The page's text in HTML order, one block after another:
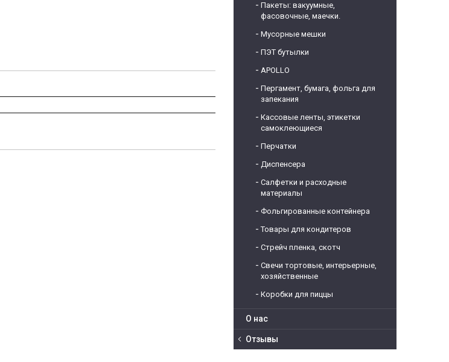
Пакеты: вакуумные,
фасовочные, маечки.
Мусорные мешки
ПЭТ бутылки
APOLLO
Пергамент, бумага, фольга для
запекания
Кассовые ленты, этикетки
самоклеющиеся
Перчатки
Диспенсера
Салфетки и расходные
материалы
Фольгированные контейнера
Товары для кондитеров
Стрейч пленка, скотч
Свечи тортовые, интерьерные,
хозяйственные
Коробки для пиццы
О нас
Отзывы